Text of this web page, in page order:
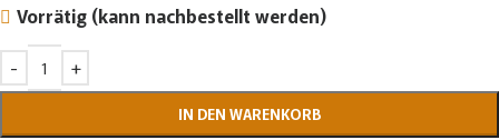
Vorrätig (kann nachbestellt werden)
IN DEN WARENKORB